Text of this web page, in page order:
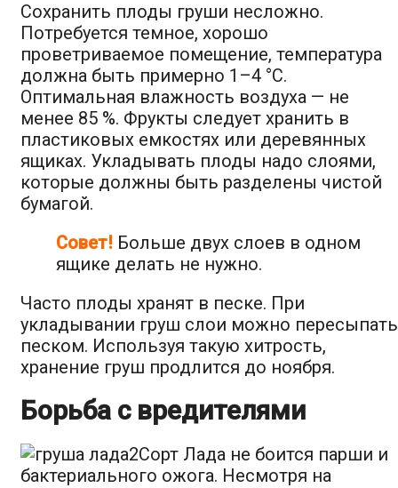
Сохранить плоды груши несложно.
Потребуется темное, хорошо
проветриваемое помещение, температура
должна быть примерно 1–4 °C.
Оптимальная влажность воздуха — не
менее 85 %. Фрукты следует хранить в
пластиковых емкостях или деревянных
ящиках. Укладывать плоды надо слоями,
которые должны быть разделены чистой
бумагой.
Совет! Больше двух слоев в одном
ящике делать не нужно.
Часто плоды хранят в песке. При
укладывании груш слои можно пересыпать
песком. Используя такую хитрость,
хранение груш продлится до ноября.
Борьба с вредителями
Сорт Лада не боится парши и
бактериального ожога. Несмотря на